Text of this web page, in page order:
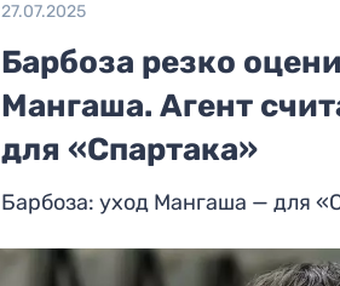
27.07.2025
Барбоза резко
Мангаша. Агент
для «Спартака»
Барбоза: уход Мангаша — для